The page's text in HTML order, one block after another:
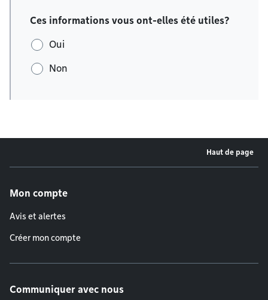
Ces informations vous ont-elles été utiles?
Oui
Non
Haut de page
Mon compte
Avis et alertes
Créer mon compte
Communiquer avec nous